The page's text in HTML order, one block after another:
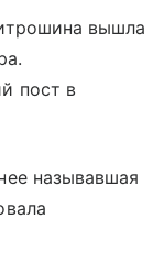
вышла
пост в
называвшая